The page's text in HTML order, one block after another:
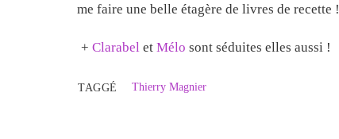
me faire une belle étagère de livres de recette !
+ Clarabel et Mélo sont séduites elles aussi !
TAGGÉ Thierry Magnier